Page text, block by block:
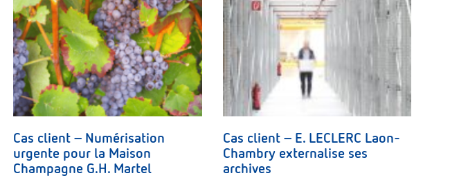
Cas client – Numérisation
urgente pour la Maison
Champagne G.H. Martel
Cas client – E. LECLERC Laon-
Chambry externalise ses
archives